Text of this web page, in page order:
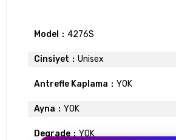
Model 4276S
Cinsiyet Unisex
Antrefle Kaplama YOK
Ayna YOK
Degrade YOK